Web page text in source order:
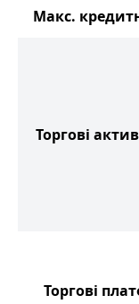
Макс.
Торгові
Торгові